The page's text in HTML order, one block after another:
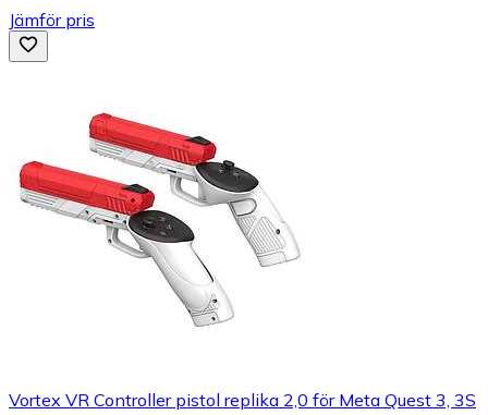
Jämför pris
Vortex VR Controller pistol replika 2,0 för Meta Quest 3, 3S